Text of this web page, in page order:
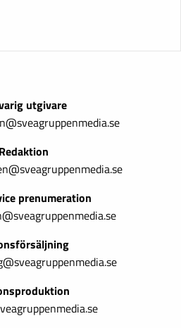
utgivare
Redaktion
prenumeration